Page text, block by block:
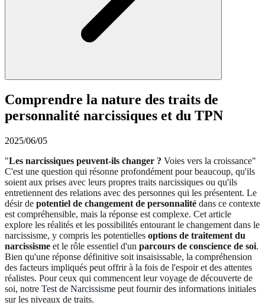
Comprendre la nature des traits de
personnalité narcissiques et du TPN
2025/06/05
"Les narcissiques peuvent-ils changer ? Voies vers la croissance"
C'est une question qui résonne profondément pour beaucoup, qu'ils
soient aux prises avec leurs propres traits narcissiques ou qu'ils
entretiennent des relations avec des personnes qui les présentent. Le
désir de potentiel de changement de personnalité dans ce contexte
est compréhensible, mais la réponse est complexe. Cet article
explore les réalités et les possibilités entourant le changement dans le
narcissisme, y compris les potentielles options de traitement du
narcissisme et le rôle essentiel d'un parcours de conscience de soi.
Bien qu'une réponse définitive soit insaisissable, la compréhension
des facteurs impliqués peut offrir à la fois de l'espoir et des attentes
réalistes. Pour ceux qui commencent leur voyage de découverte de
soi, notre Test de Narcissisme peut fournir des informations initiales
sur les niveaux de traits.